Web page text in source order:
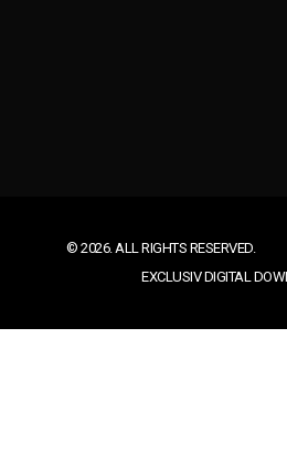
© 2026. ALL RIGHTS RESERVED.
EXCLUSIV DIGITAL